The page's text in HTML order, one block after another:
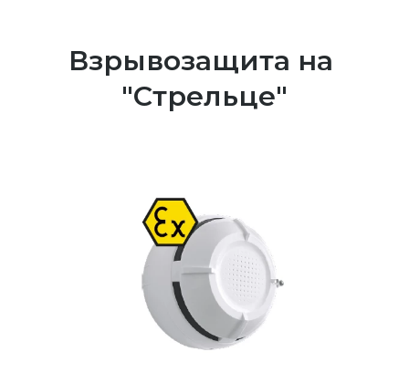
Взрывозащита на
"Стрельце"